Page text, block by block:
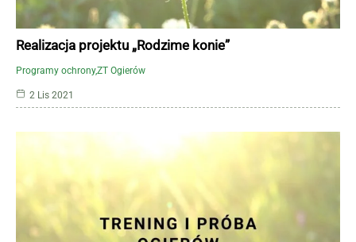
Programy ochronyZT Ogierów
Realizacja projektu „Rodzime konie”
2 Lis 2021